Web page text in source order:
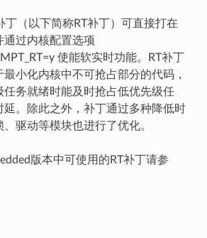
丁（以下简称RT补丁）可直接打在
通过内核配置选项
使能软实时功能。RT补丁
小化内核中不可抢占部分的代码，
任务就绪时能及时抢占低优先级任
延。除此之外，补丁通过多种降低时
驱动等模块也进行了优化。
版本中可使用的RT补丁请参